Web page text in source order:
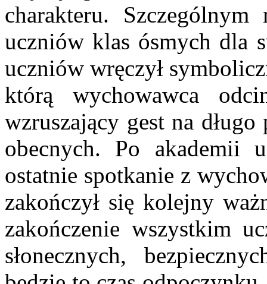
charakteru. Szczególnym
uczniów klas ósmych dla
uczniów wręczył
którą wychowawca
wzruszający gest na
obecnych. Po akademii
ostatnie spotkanie z
zakończył się kolejny
zakończenie wszystkim
słonecznych,